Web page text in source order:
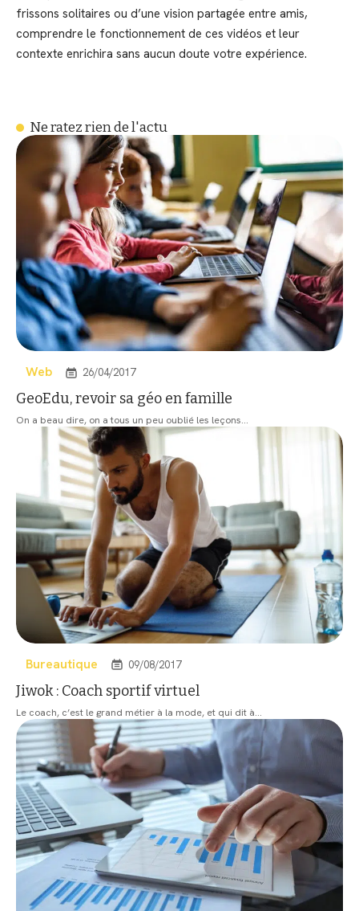
frissons solitaires ou d’une vision partagée entre amis,
comprendre le fonctionnement de ces vidéos et leur
contexte enrichira sans aucun doute votre expérience.
Ne ratez rien de l'actu
Web 26/04/2017
GeoEdu, revoir sa géo en famille
On a beau dire, on a tous un peu oublié les leçons…
Bureautique 09/08/2017
Jiwok : Coach sportif virtuel
Le coach, c’est le grand métier à la mode, et qui dit à…